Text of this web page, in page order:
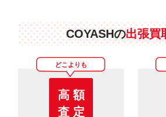
COYASHの出張買
どこよりも
高 額
査 定